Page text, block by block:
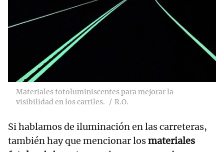
Materiales fotoluminiscentes para mejorar la
visibilidad en los carriles.
R.O.
Si hablamos de iluminación en las carreteras,
también hay que mencionar losmateriales